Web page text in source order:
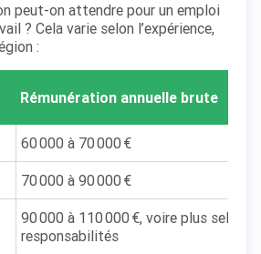
peut-on attendre pour un emploi
? Cela varie selon l’expérience,
:
Rémunération annuelle brute
60 000 à 70 000 €
70 000 à 90 000 €
90 000 à 110 000 €, voire plus selon
responsabilités